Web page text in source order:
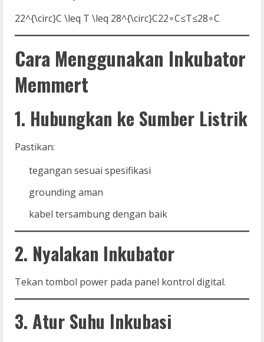
22^{\circ}C \leq T \leq 28^{\circ}C22∘C≤T≤28∘C
Cara Menggunakan Inkubator
Memmert
1. Hubungkan ke Sumber Listrik
Pastikan:
tegangan sesuai spesifikasi
grounding aman
kabel tersambung dengan baik
2. Nyalakan Inkubator
Tekan tombol power pada panel kontrol digital.
3. Atur Suhu Inkubasi